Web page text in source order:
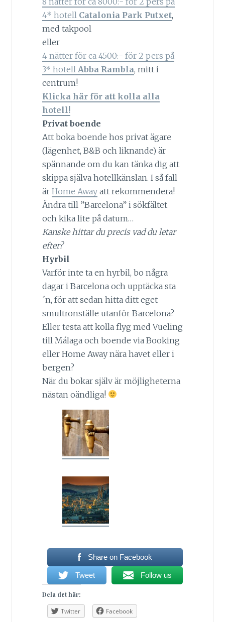
4* hotell Catalonia Park Putxet,
med takpool
eller
4 nätter för ca 4500:- för 2 pers på
3* hotell Abba Rambla, mitt i
centrum!
Klicka här för att kolla alla
hotell!
Privat boende
Att boka boende hos privat ägare
(lägenhet, B&B och liknande) är
spännande om du kan tänka dig att
skippa själva hotellkänslan. I så fall
är Home Awayatt rekommendera!
Ändra till ”Barcelona” i sökfältet
och kika lite på datum…
Kanske hittar du precis vad du letar
efter?
Hyrbil
Varför inte ta en hyrbil, bo några
dagar i Barcelona och upptäcka sta
´n, för att sedan hitta ditt eget
smultronställe utanför Barcelona?
Eller testa att kolla flyg med Vueling
till Málaga och boende via Booking
eller Home Away nära havet eller i
bergen?
När du bokar själv är möjligheterna
nästan oändliga!
Share on Facebook
Tweet Follow us
Dela det här:
Twitter Facebook